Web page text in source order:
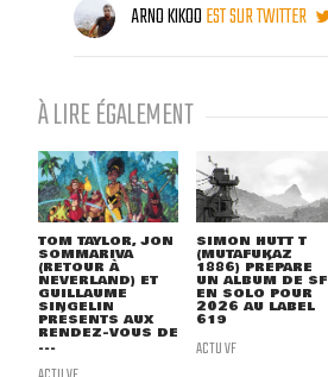
ARNO KIKOOEST SUR TWITTER
À LIRE ÉGALEMENT
TOM TAYLOR, JON
SOMMARIVA
(RETOUR À
NEVERLAND) ET
GUILLAUME
SINGELIN
PRÉSENTS AUX
RENDEZ-VOUS DE
...
SIMON HUTT T
(MUTAFUKAZ
1886) PRÉPARE
UN ALBUM DE SF
EN SOLO POUR
2026 AU LABEL
619
ACTU VF